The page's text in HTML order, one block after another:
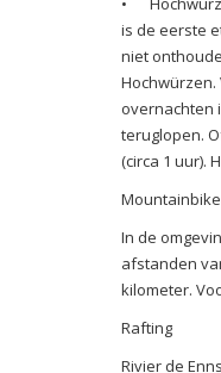
is de eerste
niet
Hochwürzen.
overnachten
teruglopen.
(circa 1 uur).
In de
afstanden
kilometer.
Rafting
Rivier de